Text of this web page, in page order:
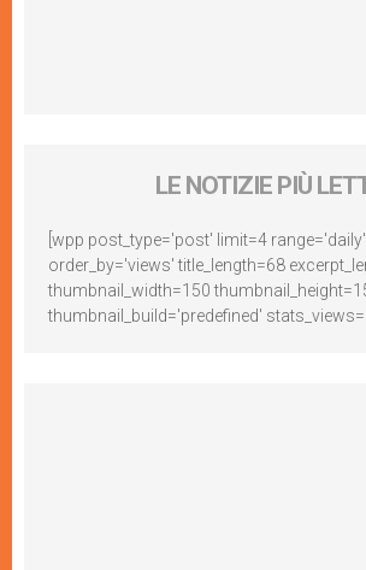
LE NOTIZIE PIÙ
[wpp post_type='post' limit=4 range='daily'
order_by='views' title_length=68
thumbnail_width=150
thumbnail_build='predefined'